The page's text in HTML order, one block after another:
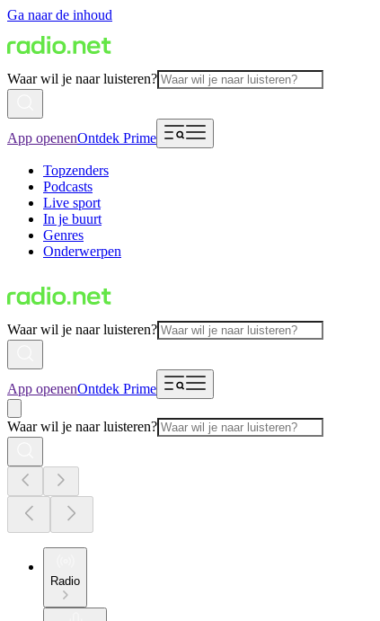
Ga naar de inhoud
Waar wil je naar luisteren?
App openenOntdek Prime
Topzenders
Podcasts
Live sport
In je buurt
Genres
Onderwerpen
Waar wil je naar luisteren?
App openenOntdek Prime
Waar wil je naar luisteren?
Radio